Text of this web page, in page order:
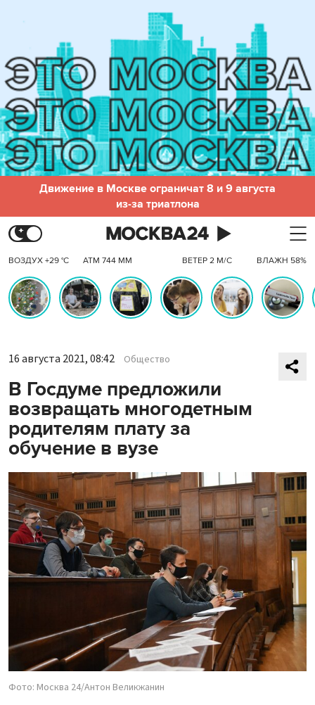
Движение в Москве ограничат 8 и 9 августа
из-за триатлона
ВОЗДУХ +29 °C АТМ 744 ММ ВЕТЕР 2 М/С ВЛАЖН 58%
16 августа 2021, 08:42 Общество
В Госдуме предложили
возвращать многодетным
родителям плату за
обучение в вузе
Фото: Москва 24/Антон Великжанин